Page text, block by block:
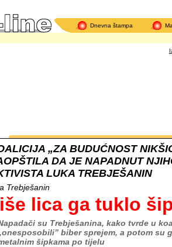
Dnevna štampa
„ZA BUDUĆNOST
DA JE NAPADNUT
LUKA TREBJEŠANIN
Trebješanin
lica ga tuklo
su Trebješanina, kako tvrde u
biber sprejem, a potom su
šipkama po tijelu